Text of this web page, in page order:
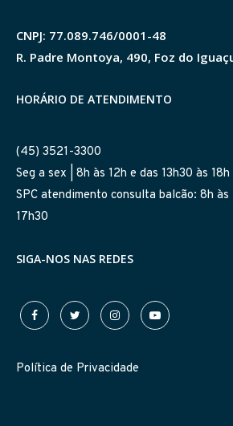
CNPJ: 77.089.746/0001-48
R. Padre Montoya, 490, Foz do
HORÁRIO DE ATENDIMENTO
(45) 3521-3300
Seg a sex | 8h às 12h e das 13h30 às 18h
SPC atendimento consulta balcão: 8h às
17h30
SIGA-NOS NAS REDES
Política de Privacidade